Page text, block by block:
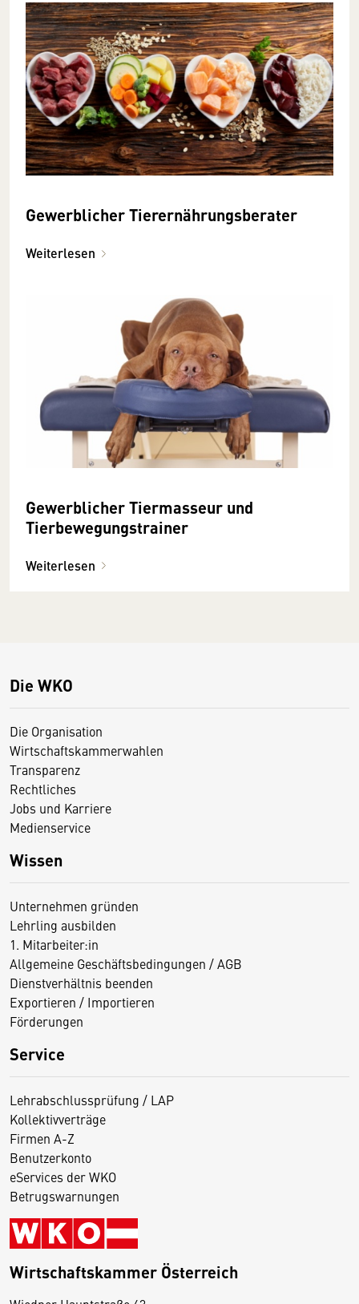
Gewerblicher Tierernährungsberater
Weiterlesen
Gewerblicher Tiermasseur und
Tierbewegungstrainer
Weiterlesen
Die WKO
Die Organisation
Wirtschaftskammerwahlen
Transparenz
Rechtliches
Jobs und Karriere
Medienservice
Wissen
Unternehmen gründen
Lehrling ausbilden
1. Mitarbeiter:in
Allgemeine Geschäftsbedingungen / AGB
Dienstverhältnis beenden
Exportieren / Importieren
Förderungen
Service
Lehrabschlussprüfung / LAP
Kollektivverträge
Firmen A-Z
Benutzerkonto
eServices der WKO
Betrugswarnungen
Wirtschaftskammer Österreich